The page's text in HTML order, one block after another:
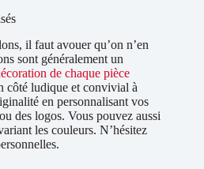
il faut avouer qu’on n’en
sont généralement un
de chaque pièce
côté ludique et convivial à
en personnalisant vos
des logos. Vous pouvez aussi
les couleurs. N’hésitez